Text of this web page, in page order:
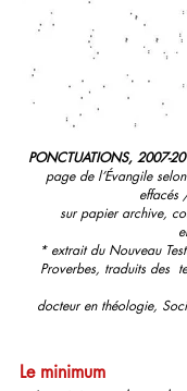
PONCTUATIONS, 2007-
page de l’Évangile
effacés
sur papier archive,
* extrait du Nouveau
Proverbes, traduits des
docteur en théologie,
Le minimum